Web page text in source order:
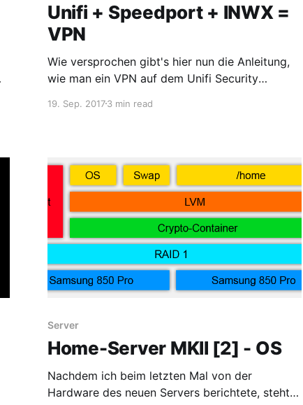
Unifi + Speedport + INWX =
VPN
Wie versprochen gibt's hier nun die Anleitung,
wie man ein VPN auf dem Unifi Security
INWX als DynDNS-Anbieter einrichtet. Wie
DynDNS-Konto frei, dieses bekommt nun mein
Speedport zugeschrieben.
19. Sep. 20173 min read
Server
Home-Server MKII [2] - OS
Nachdem ich beim letzten Mal von der
Hardware des neuen Servers berichtete, steht